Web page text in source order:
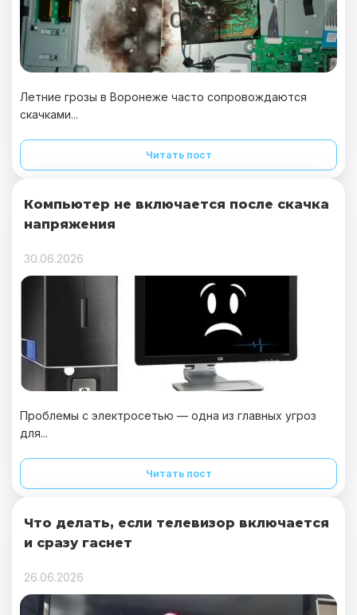
Летние грозы в Воронеже часто сопровождаются
скачками...
Читать пост
Компьютер не включается после скачка
напряжения
30.06.2026
Проблемы с электросетью — одна из главных угроз
для...
Читать пост
Что делать, если телевизор включается
и сразу гаснет
26.06.2026